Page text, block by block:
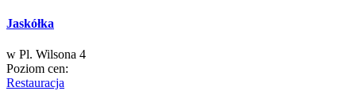
Jaskółka
w Pl. Wilsona 4
Poziom cen:
Restauracja